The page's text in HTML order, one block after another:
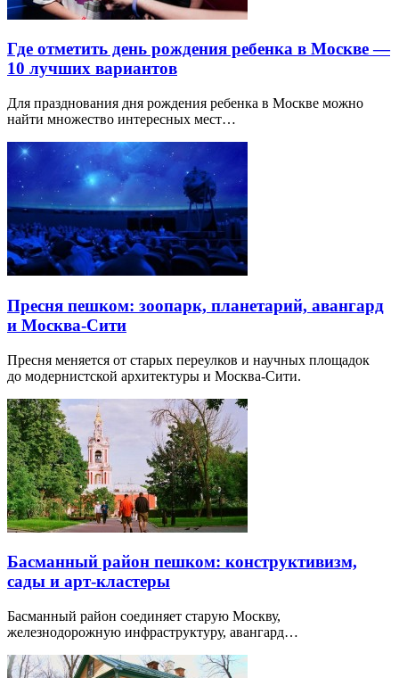
Где отметить день рождения ребенка в Москве —
10 лучших вариантов
Для празднования дня рождения ребенка в Москве можно
найти множество интересных мест…
Пресня пешком: зоопарк, планетарий, авангард
и Москва-Сити
Пресня меняется от старых переулков и научных площадок
до модернистской архитектуры и Москва-Сити.
Басманный район пешком: конструктивизм,
сады и арт-кластеры
Басманный район соединяет старую Москву,
железнодорожную инфраструктуру, авангард…